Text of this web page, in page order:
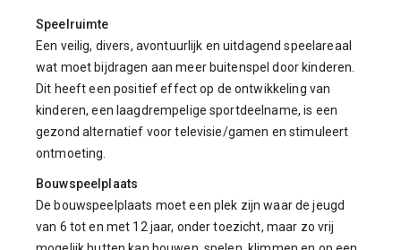
Speelruimte
Een veilig, divers, avontuurlijk en uitdagend speelareaal
wat moet bijdragen aan meer buitenspel door kinderen.
Dit heeft een positief effect op de ontwikkeling van
kinderen, een laagdrempelige sportdeelname, is een
gezond alternatief voor televisie/gamen en stimuleert
ontmoeting.
Bouwspeelplaats
De bouwspeelplaats moet een plek zijn waar de jeugd
van 6 tot en met 12 jaar, onder toezicht, maar zo vrij